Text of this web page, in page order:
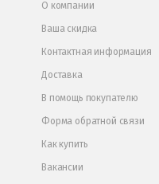
О компании
Ваша скидка
Контактная информация
Доставка
В помощь покупателю
Форма обратной связи
Как купить
Вакансии